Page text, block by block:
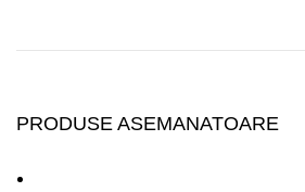
PRODUSE ASEMANATOARE